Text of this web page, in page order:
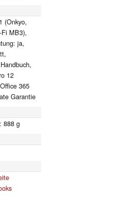
(Onkyo,
MB3),
ja,
12
365
Garantie
888 g